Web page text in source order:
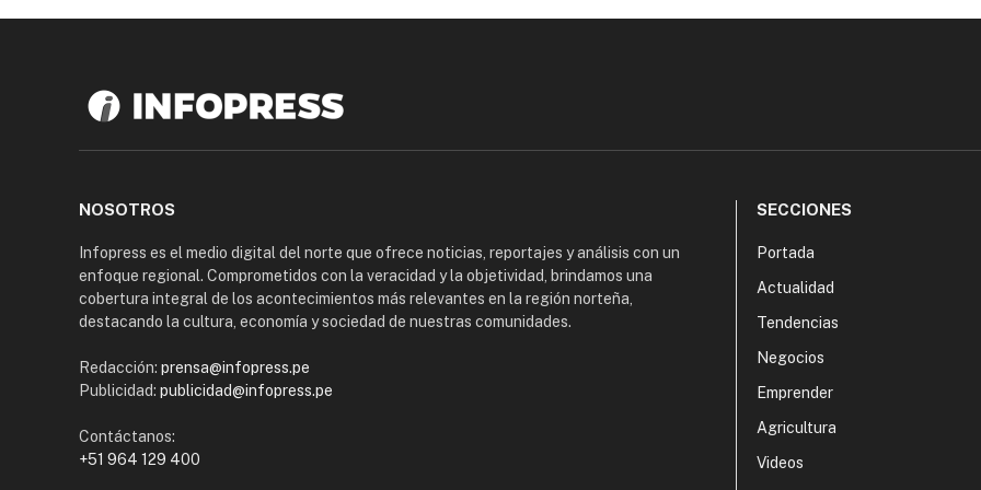
NOSOTROS
Infopress es el medio digital del norte que ofrece noticias, reportajes y análisis con un
enfoque regional. Comprometidos con la veracidad y la objetividad, brindamos una
cobertura integral de los acontecimientos más relevantes en la región norteña,
destacando la cultura, economía y sociedad de nuestras comunidades.
Redacción: prensa@infopress.pe
Publicidad: publicidad@infopress.pe
Contáctanos:
+51 964 129 400
SECCIONES
Portada
Actualidad
Tendencias
Negocios
Emprender
Agricultura
Videos